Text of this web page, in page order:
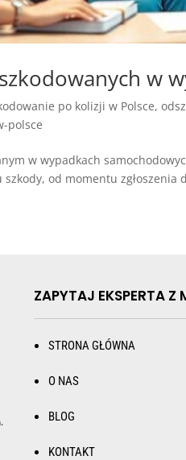
w
po kolizji w Polsce,
polsce
w wypadkach
od momentu
ZAPYTAJ EKSPERTA Z
STRONA GŁÓWNA
O NAS
BLOG
KONTAKT